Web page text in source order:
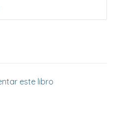
este libro